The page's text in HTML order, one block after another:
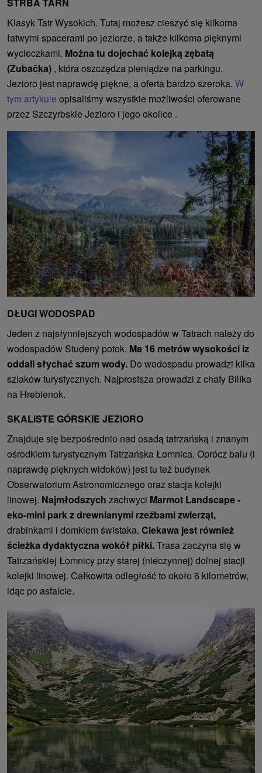
Klasyk Tatr Wysokich. Tutaj możesz cieszyć się kilkoma
łatwymi spacerami po jeziorze, a także kilkoma pięknymi
wycieczkami. Można tu dojechać kolejką zębatą
(Zubačka) , która oszczędza pieniądze na parkingu.
Jezioro jest naprawdę piękne, a oferta bardzo szeroka. W
tym artykule opisaliśmy wszystkie możliwości oferowane
przez Szczyrbskie Jezioro i jego okolice .
DŁUGI WODOSPAD
Jeden z najsłynniejszych wodospadów w Tatrach należy do
wodospadów Studený potok. Ma 16 metrów wysokości iz
oddali słychać szum wody. Do wodospadu prowadzi kilka
szlaków turystycznych. Najprostsza prowadzi z chaty Bilíka
na Hrebienok.
SKALISTE GÓRSKIE JEZIORO
Znajduje się bezpośrednio nad osadą tatrzańską i znanym
ośrodkiem turystycznym Tatrzańska Łomnica. Oprócz balu (i
naprawdę pięknych widoków) jest tu też budynek
Obserwatorium Astronomicznego oraz stacja kolejki
linowej. Najmłodszych zachwyci Marmot Landscape -
eko-mini park z drewnianymi rzeźbami zwierząt,
drabinkami i domkiem świstaka. Ciekawa jest również
ścieżka dydaktyczna wokół piłki.Trasa zaczyna się w
Tatrzańskiej Łomnicy przy starej (nieczynnej) dolnej stacji
kolejki linowej. Całkowita odległość to około 6 kilometrów,
idąc po asfalcie.